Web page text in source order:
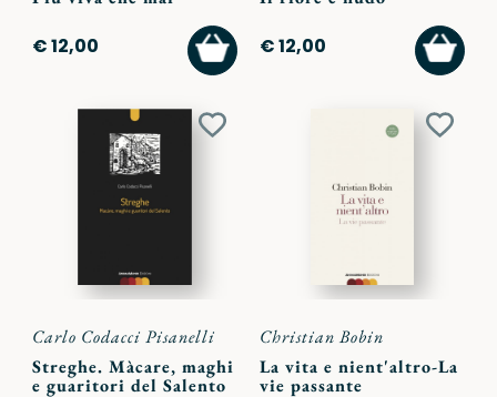
€ 12,00
AGGIUNGI
AL
CARRELLO
€ 12,00
AL
Aggiungi
Carlo Codacci Pisanelli
Streghe. Màcare, maghi
e guaritori del Salento
Christian Bobin
La vita e nient'altro-La
vie passante